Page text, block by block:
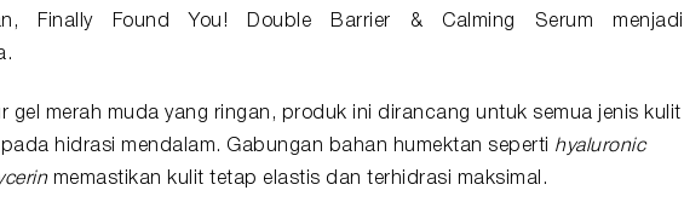
Finally Found You! Double Barrier & Calming Serum menjadi
gel merah muda yang ringan, produk ini dirancang untuk semua jenis kulit
hidrasi mendalam. Gabungan bahan humektan seperti hyaluronic
memastikan kulit tetap elastis dan terhidrasi maksimal.